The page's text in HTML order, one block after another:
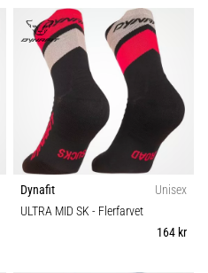
Dynafit
Unisex
ULTRA MID SK- Flerfarvet
164 kr